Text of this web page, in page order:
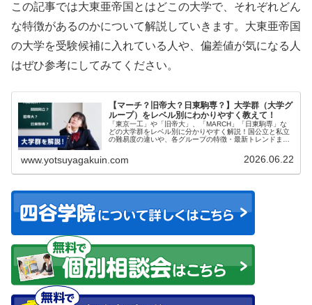
この記事では大東亜帝国とはどこの大学で、それぞれどん
な特徴があるのかについて解説していきます。大東亜帝国
の大学を受験候補に入れている人や、偏差値が気になる人
はぜひ参考にしてみてください。
【マーチ？旧帝大？日東駒専？】大学群（大学グ
ループ）をレベル別にわかりやすく教えて！
「東京一工」や「旧帝大」、「MARCH」「日東駒専」な
どの大学群をレベル別に分かりやすく解説！国公立と私立
の難易度の違いや、各グループの特徴・最新トレンドま
www.yotsuyagakuin.com 2026.06.22